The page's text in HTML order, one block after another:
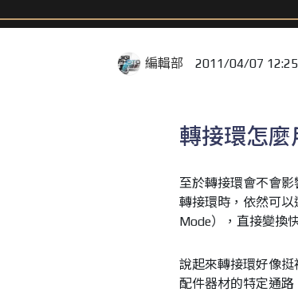
編輯部 2011/04/07 12:25
轉接環怎麼
至於轉接環會不會
轉接環時，依然可
Mode），直接變換
說起來轉接環好像
配件器材的特定通